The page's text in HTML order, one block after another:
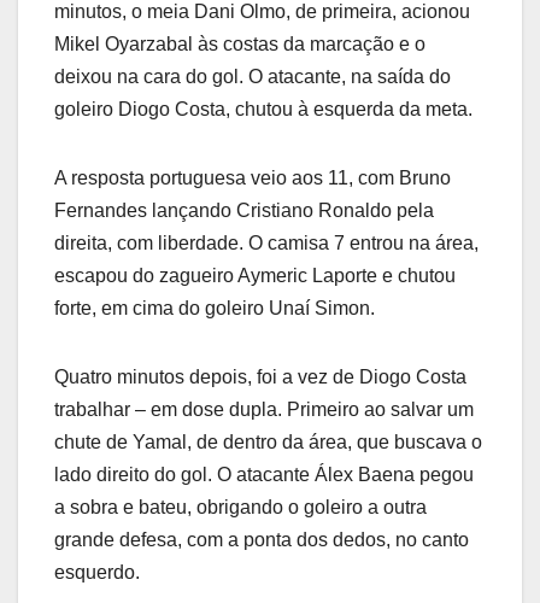
minutos, o meia Dani Olmo, de primeira, acionou
Mikel Oyarzabal às costas da marcação e o
deixou na cara do gol. O atacante, na saída do
goleiro Diogo Costa, chutou à esquerda da meta.
A resposta portuguesa veio aos 11, com Bruno
Fernandes lançando Cristiano Ronaldo pela
direita, com liberdade. O camisa 7 entrou na área,
escapou do zagueiro Aymeric Laporte e chutou
forte, em cima do goleiro Unaí Simon.
Quatro minutos depois, foi a vez de Diogo Costa
trabalhar – em dose dupla. Primeiro ao salvar um
chute de Yamal, de dentro da área, que buscava o
lado direito do gol. O atacante Álex Baena pegou
a sobra e bateu, obrigando o goleiro a outra
grande defesa, com a ponta dos dedos, no canto
esquerdo.